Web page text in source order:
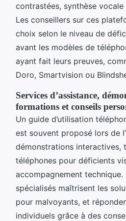
contrastées, synthèse vocale
Les conseillers sur ces
choix selon le niveau de
avant les modèles de
ayant fait leurs preuves,
Doro, Smartvision ou
Services d’assistance,
formations et conseils
Un guide d’utilisation
est souvent proposé lors de
démonstrations interactives,
téléphones pour déficients
accompagnement
spécialisés maîtrisent les
pour malvoyants, et
individuels grâce à des